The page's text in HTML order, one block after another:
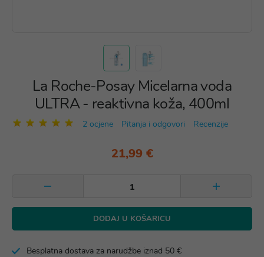
La Roche-Posay Micelarna voda
ULTRA - reaktivna koža, 400ml
2 ocjene Pitanja i odgovori Recenzije
21,99 €
DODAJ U KOŠARICU
Besplatna dostava za narudžbe iznad 50 €